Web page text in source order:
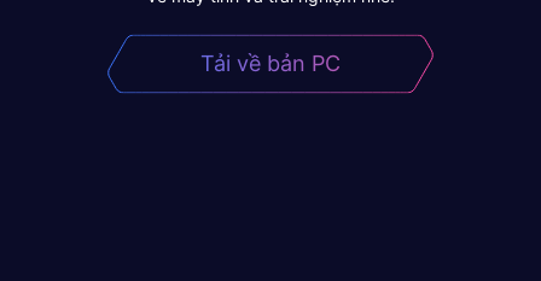
Tải về bản PC